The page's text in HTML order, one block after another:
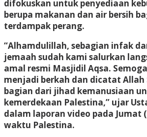
difokuskan untuk penyediaan
berupa makanan dan air bersih
terdampak perang.
“Alhamdulillah, sebagian infak
jemaah sudah kami salurkan
amal resmi Masjidil Aqsa.
menjadi berkah dan dicatat Allah
bagian dari jihad kemanusiaan
kemerdekaan Palestina,” ujar
dalam laporan video pada Jumat
waktu Palestina.